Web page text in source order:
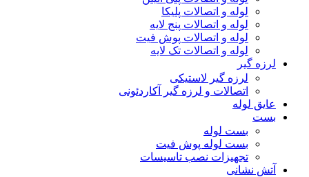
لوله و اتصالات پلیکا
لوله و اتصالات پنج لایه
لوله و اتصالات پوش فیت
لوله و اتصالات تک لایه
لرزه گیر
لرزه گیر لاستیکی
اتصالات و لرزه گیر آکاردئونی
عایق لوله
بست
بست لوله
بست لوله پوش فیت
تجهیزات نصب تاسیسات
آتش نشانی